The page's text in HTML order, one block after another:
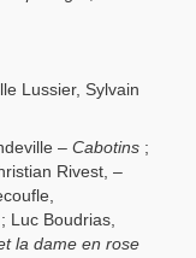
Lussier, Sylvain
– Cabotins;
Rivest, –
; Luc Boudrias,
la dame en rose